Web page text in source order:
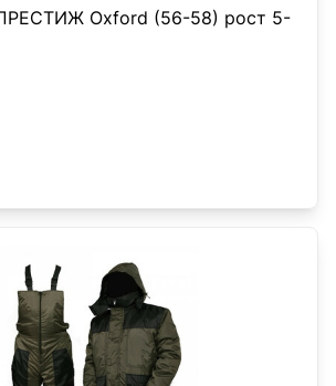
Oxford (56-58) рост 5-